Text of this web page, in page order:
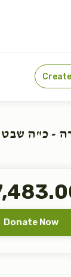
- כ"ה
Donate Now